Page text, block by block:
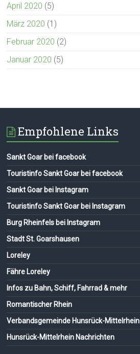
April 2020 (5)
März 2020 (1)
Februar 2020 (2)
Januar 2020 (5)
Empfohlene Links
Sankt Goar bei facebook
Touristinfo Sankt Goar bei facebook
Sankt Goar bei Instagram
Touristinfo Sankt Goar bei Instagram
Burg Rheinfels bei Instagram
Stadt St. Goarshausen
Loreley
Fähre Loreley
Infos zu Bahn, Schiff, Fahrrad & mehr
Romantischer Rhein
Verbandsgemeinde Hunsrück-Mittelrhein
Hunsrück-Mittelrhein Nachrichten